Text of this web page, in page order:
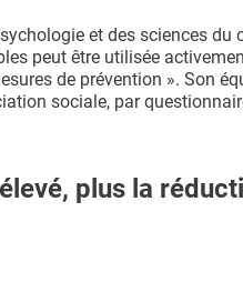
et des sciences du
peut être utilisée
de prévention ». Son
sociale, par
plus la